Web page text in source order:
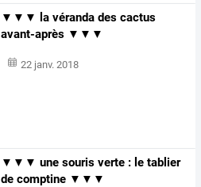
▼▼▼ la véranda des cactus
avant-après ▼▼▼
22 janv. 2018
▼▼▼ une souris verte : le tablier
de comptine ▼▼▼